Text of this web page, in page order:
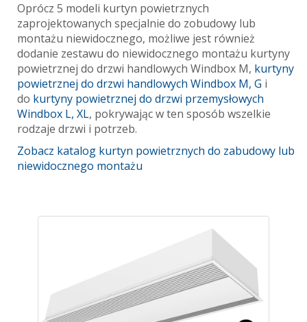
Oprócz 5 modeli kurtyn powietrznych
zaprojektowanych specjalnie do zobudowy lub
montażu niewidocznego, możliwe jest również
dodanie zestawu do niewidocznego montażu kurtyny
powietrznej do drzwi handlowych Windbox M, kurtyny
powietrznej do drzwi handlowych Windbox M, G i
do kurtyny powietrznej do drzwi przemysłowych
Windbox L, XL, pokrywając w ten sposób wszelkie
rodzaje drzwi i potrzeb.
Zobacz katalog kurtyn powietrznych do zabudowy lub
niewidocznego montażu